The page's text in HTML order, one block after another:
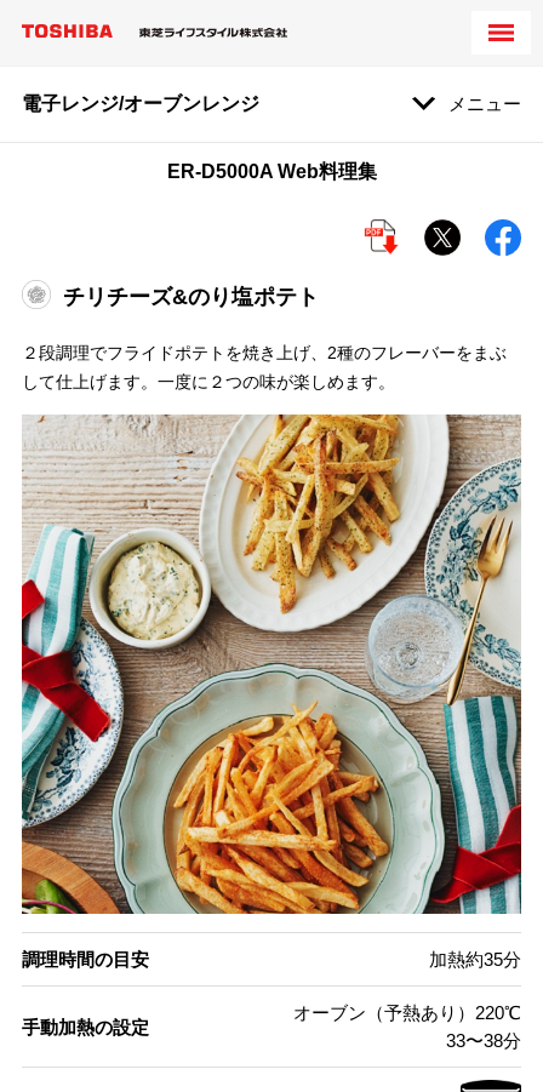
電子レンジ/オーブンレンジ メニュー
ER-D5000A Web料理集
チリチーズ&のり塩ポテト
２段調理でフライドポテトを焼き上げ、2種のフレーバーをまぶ
して仕上げます。一度に２つの味が楽しめます。
調理時間の目安 加熱約35分
手動加熱の設定
オーブン（予熱あり）220℃
33〜38分